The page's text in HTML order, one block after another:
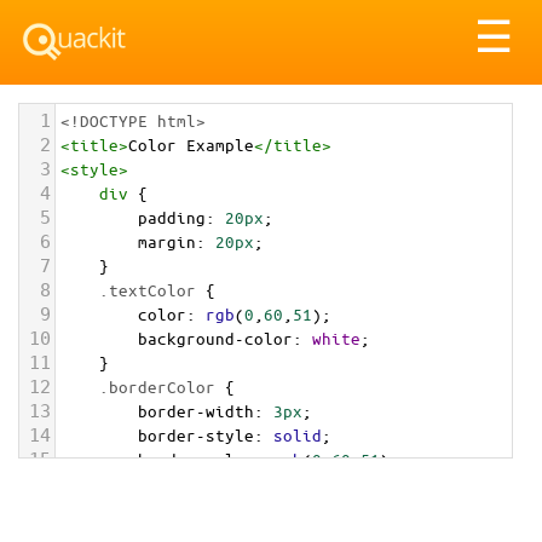
☰
1 <!DOCTYPE html>
2 <title>Color Example</title>
3 <style>
4 div {
5 padding: 20px;
6 margin: 20px;
7 }
8 .textColor {
9 color: rgb(0 60 51 );
10 background-color: white;
11 }
12 .borderColor {
13 border-width: 3px;
14 border-style: solid;
15 border-color: rgb(0,60,51);